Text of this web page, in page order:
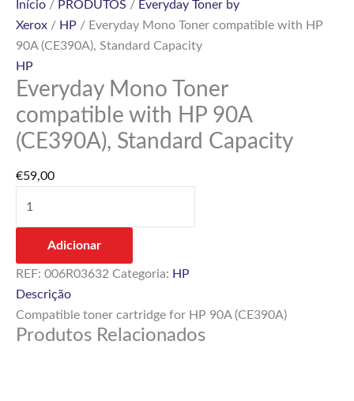
Início / PRODUTOS / Everyday Toner by
Xerox / HP / Everyday Mono Toner compatible with HP
90A (CE390A), Standard Capacity
HP
Everyday Mono Toner
compatible with HP 90A
(CE390A), Standard Capacity
€59,00
Adicionar
REF: 006R03632 Categoria: HP
Descrição
Compatible toner cartridge for HP 90A (CE390A)
Produtos Relacionados